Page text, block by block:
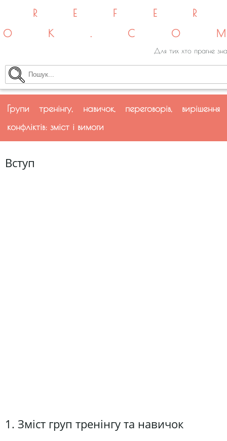
Для тих хто прагне
Групи тренінгу, навичок, переговорів, вирішення
конфліктів: зміст і вимоги
Вступ
1. Зміст груп тренінгу та навичок